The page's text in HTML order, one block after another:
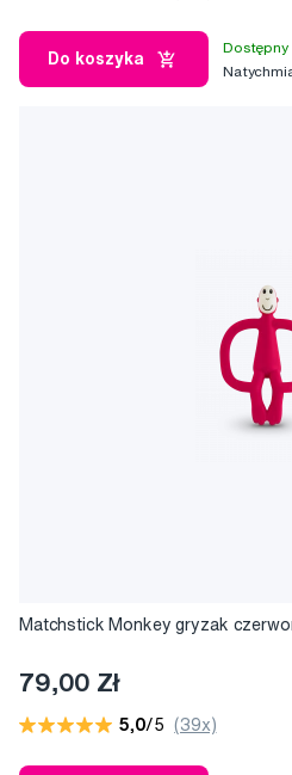
Do koszyka
Dostępny
Matchstick Monkey gryzak
79,00 Zł
5,0/5 (39x)